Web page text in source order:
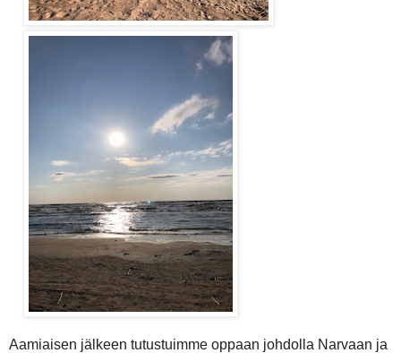
Aamiaisen jälkeen tutustuimme oppaan johdolla Narvaan ja